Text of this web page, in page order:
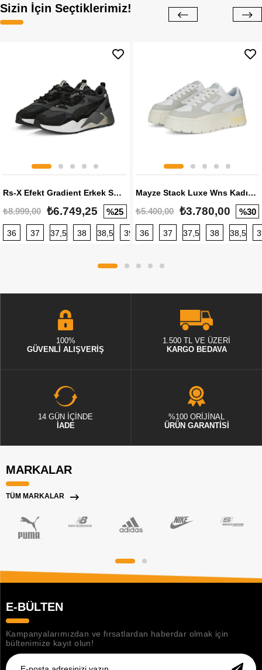
Sizin İçin Seçtiklerimiz!
Rs-X Efekt Gradient Erkek Sneaker
₺8.999,00 ₺6.749,25 %25
36 37 37,5 38 38,5 39 40 40,5 41 42 42,5
Mayze Stack Luxe Wns Kadın Sneaker
₺5.400,00 ₺3.780,00 %30
36 37 37,5 38 38,5
100%
GÜVENLİ ALIŞVERİŞ
1.500 TL VE ÜZERİ
KARGO BEDAVA
14 GÜN İÇİNDE
İADE
%100 ORİJİNAL
ÜRÜN GARANTİSİ
MARKALAR
TÜM MARKALAR
E-BÜLTEN
Kampanyalarımızdan ve fırsatlardan haberdar olmak için
bültenimize kayıt olun!